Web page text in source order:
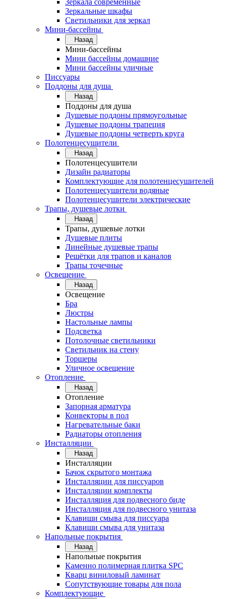
Зеркала современные
Зеркальные шкафы
Светильники для зеркал
Мини-бассейны
Назад
Мини-бассейны
Мини бассейны домашние
Мини бассейны уличные
Писсуары
Поддоны для душа
Назад
Поддоны для душа
Душевые поддоны прямоугольные
Душевые поддоны трапеция
Душевые поддоны четверть круга
Полотенцесушители
Назад
Полотенцесушители
Дизайн радиаторы
Комплектующие для полотенцесушителей
Полотенцесушители водяные
Полотенцесушители электрические
Трапы, душевые лотки
Назад
Трапы, душевые лотки
Душевые плиты
Линейные душевые трапы
Решётки для трапов и каналов
Трапы точечные
Освещение
Назад
Освещение
Бра
Люстры
Настольные лампы
Подсветка
Потолочные светильники
Светильник на стену
Торшеры
Уличное освещение
Отопление
Назад
Отопление
Запорная арматура
Конвекторы в пол
Нагревательные баки
Радиаторы отопления
Инсталляции
Назад
Инсталляции
Бачок скрытого монтажа
Инсталляции для писсуаров
Инсталляции комплекты
Инсталляция для подвесного биде
Инсталляция для подвесного унитаза
Клавиши смыва для писсуара
Клавиши смыва для унитаза
Напольные покрытия
Назад
Напольные покрытия
Каменно полимерная плитка SPC
Кварц виниловый ламинат
Сопутствующие товары для пола
Комплектующие